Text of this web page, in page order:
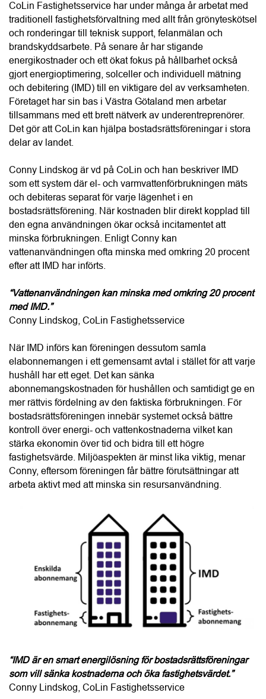
Det gör att CoLin kan hjälpa bostadsrättsföreningar i stora
delar av landet.
Conny Lindskog är vd på CoLin och han beskriver IMD
som ett system där el- och varmvattenförbrukningen mäts
och debiteras separat för varje lägenhet i en
bostadsrättsförening. När kostnaden blir direkt kopplad till
den egna användningen ökar också incitamentet att
minska förbrukningen. Enligt Conny kan
vattenanvändningen ofta minska med omkring 20 procent
efter att IMD har införts.
“Vattenanvändningen kan minska med omkring 20 procent
med IMD.”
Conny Lindskog, CoLin Fastighetsservice
När IMD införs kan föreningen dessutom samla
elabonnemangen i ett gemensamt avtal i stället för att varje
hushåll har ett eget. Det kan sänka
abonnemangskostnaden för hushållen och samtidigt ge en
bostadsrättsföreningen innebär systemet också bättre
kontroll över energi- och vattenkostnaderna vilket kan
stärka ekonomin över tid och bidra till ett högre
Conny, eftersom föreningen får bättre förutsättningar att
arbeta aktivt med att minska sin resursanvändning.
“IMD är en smart energilösning för bostadsrättsföreningar
som vill sänka kostnaderna och öka fastighetsvärdet.”
Conny Lindskog, CoLin Fastighetsservice
Enligt Conny är det helheten i CoLins erbjudande som
många bostadsrättsföreningar uppskattar mest. Styrelsen
får en tydlig och trygg process från kostnadsfri projektering
kunder återkommer också med nya uppdrag, antingen för
fler fastigheter i det egna beståndet eller genom
samarbeten med andra bostadsrättsföreningar.